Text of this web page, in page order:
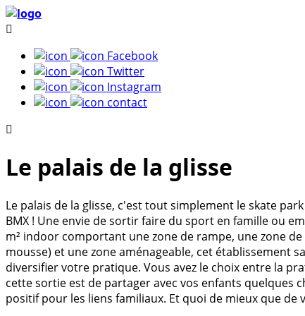
Facebook
Twitter
Instagram
contact
Le palais de la glisse
Le palais de la glisse, c'est tout simplement le skate
BMX ! Une envie de sortir faire du sport en famille ou
m² indoor comportant une zone de rampe, une zone
mousse) et une zone aménageable, cet établissement
diversifier votre pratique. Vous avez le choix entre la
cette sortie est de partager avec vos enfants quelques
positif pour les liens familiaux. Et quoi de mieux que